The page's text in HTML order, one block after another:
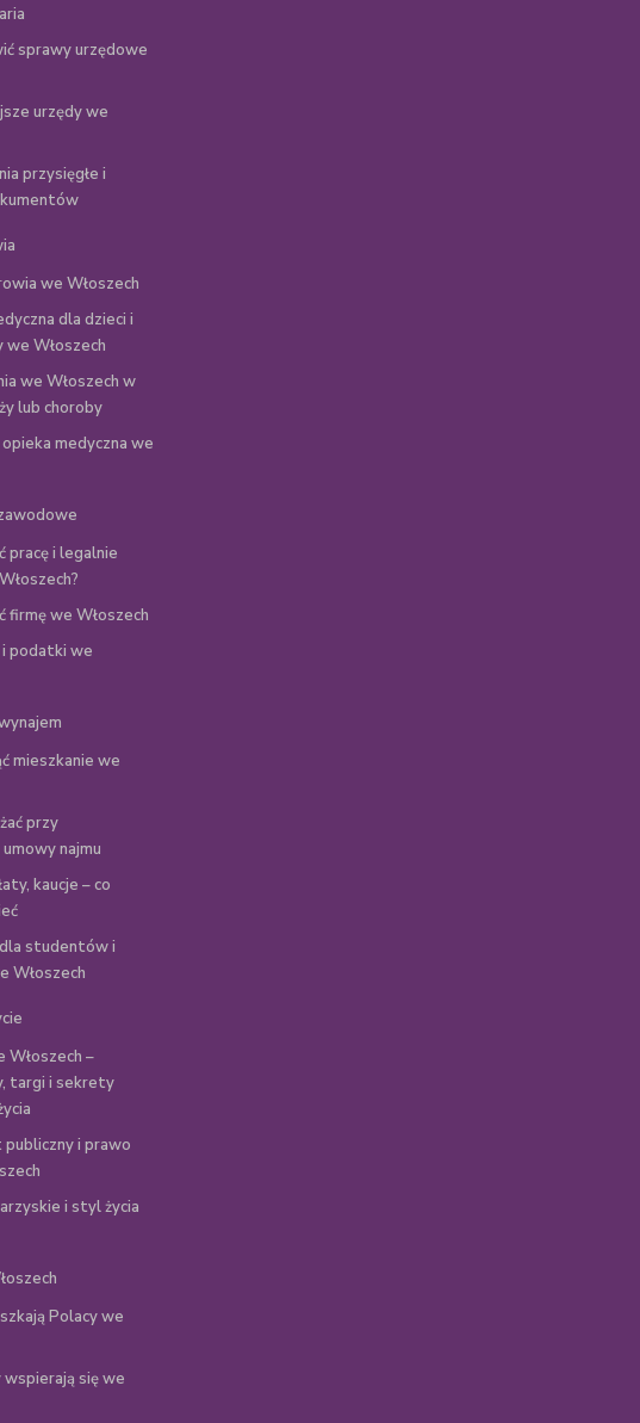
sprawy urzędowe
urzędy we
przysięgłe i
we Włoszech
dla dzieci i
Włoszech
we Włoszech w
lub choroby
medyczna we
pracę i legalnie
firmę we Włoszech
i podatki we
mieszkanie we
przy
najmu
kaucje – co
studentów i
Włoszech
Włoszech –
targi i sekrety
i prawo
i styl życia
Polacy we
wspierają się we